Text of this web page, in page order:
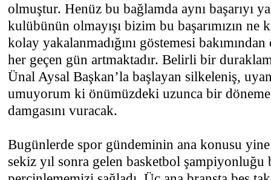
olmuştur. Henüz bu bağlamda aynı başarıyı
kulübünün olmayışı bizim bu başarımızın ne
kolay yakalanmadığını göstemesi
her geçen gün artmaktadır. Belirli bir
Ünal Aysal Başkan’la başlayan silkeleniş,
umuyorum ki önümüzdeki uzunca bir
damgasını vuracak.
Bugünlerde spor gündeminin ana konusu yine
sekiz yıl sonra gelen basketbol şampiyonluğu